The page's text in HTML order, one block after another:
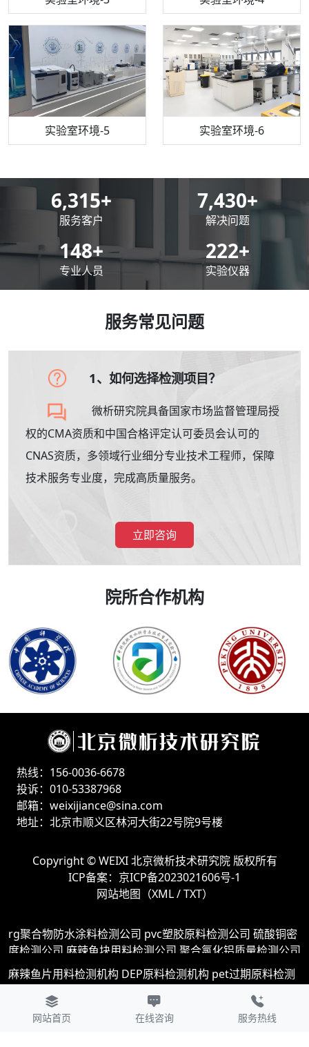
实验室环境-5 实验室环境-6
机构质检技术员-5 机构质检技术员-6
气相色谱仪 万能力学试验仪
8,500+
服务客户
10,000+
解决问题
200+
专业人员
300+
实验仪器
服务常见问题
1、如何选择检测项目？
微析研究院具备国家市场监督管理局授
权的CMA资质和中国合格评定认可委员会认可的
CNAS资质，多领域行业细分专业技术工程师，保障
技术服务专业度，完成高质量服务。
立即咨询
院所合作机构
热线：156-0036-6678
投诉：010-53387968
邮箱：weixijiance@sina.com
地址：北京市顺义区林河大街22号院9号楼
Copyright ©WEIXI 北京微析技术研究院版权所有
ICP备案： 京ICP备2023021606号-1
网站地图（XML/TXT）
rg聚合物防水涂料检测公司 pvc塑胶原料检测公司 硫酸铜密
度检测公司 麻辣鱼块用料检测公司 聚合氯化铝质量检测公司
肠粉调味汁检测公司 塑胶蛋糕原料检测公司
硫酸汞检测公司
撑腰糕用料检测公司七水硫酸钴检测公司降解塑料的检测公
防火涂料耐火性能检测公司生炒菜心用料检测公司
硫酸钠分子量检测公司
纺织品耐皂洗色牢度检测公司地砖检
麻辣鱼片用料检测机构 DEP原料检测机构 pet过期原料检测
机构曲奇蓬松添加剂检测机构炒凉粉里面加什麽添加剂检测
大米加工添加剂检测机构气相色谱仪天然气检测机构
酸辣藕添加剂检测机构
硫酸铜密度检测机构
TFPP原料检测
自动范围色谱检测 蒜蓉辣酱添加剂检测
苯甲酸乙二酯检测
网站首页 在线咨询 服务热线